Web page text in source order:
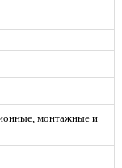
монтажные и